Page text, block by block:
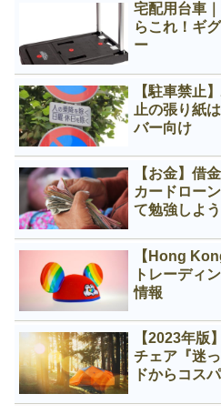
宅配用台車
らこれ！ギ
ー
【駐車禁止
止の張り紙
バー向け
【お金】借
カードロー
て勉強しよう
【Hong
トレーディ
情報
【2023年版
チェア『迷
ドからコス